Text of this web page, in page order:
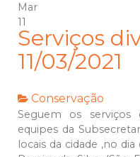
Mar
11
Serviços
11/03/2021
Conservação
Seguem os serviços
equipes da
locais da cidade ,no